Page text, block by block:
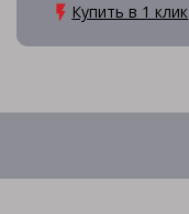
Купить в 1 клик